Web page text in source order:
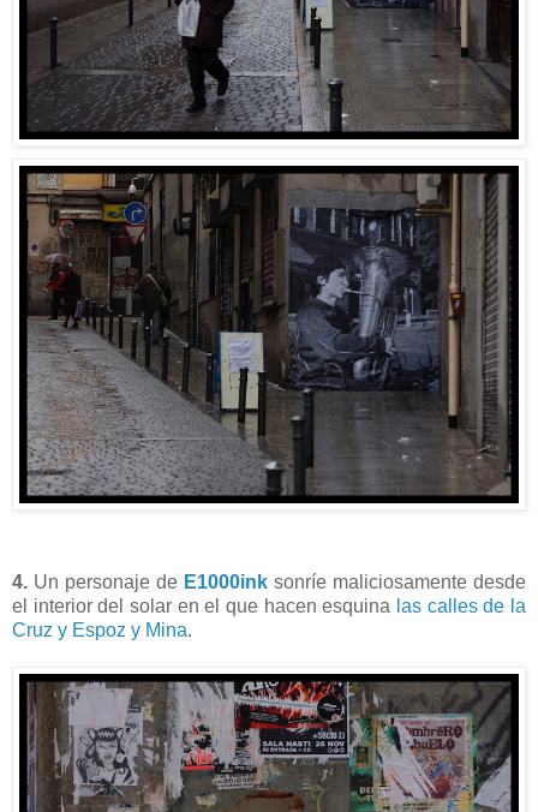
4. Un personaje de E1000ink sonríe maliciosamente desde
el interior del solar en el que hacen esquina las calles de la
Cruz y Espoz y Mina.